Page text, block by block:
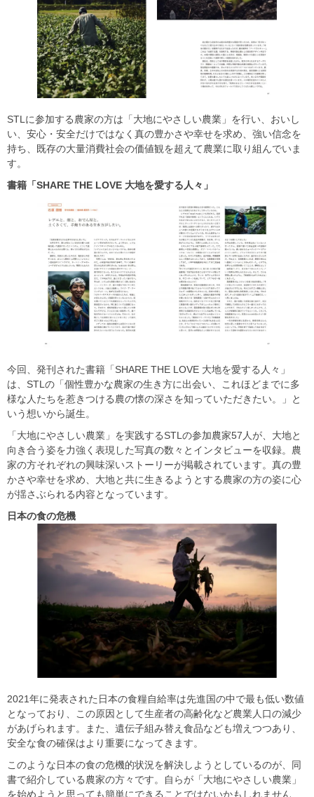
STLに参加する農家の方は「大地にやさしい農業」を行い、おいし
い、安心・安全だけではなく真の豊かさや幸せを求め、強い信念を
持ち、既存の大量消費社会の価値観を超えて農業に取り組んでいま
す。
書籍「SHARE THE LOVE 大地を愛する人々」
今回、発刊された書籍「SHARE THE LOVE 大地を愛する人々」
は、STLの「個性豊かな農家の生き方に出会い、これほどまでに多
様な人たちを惹きつける農の懐の深さを知っていただきたい。」と
いう想いから誕生。
「大地にやさしい農業」を実践するSTLの参加農家57人が、大地と
向き合う姿を力強く表現した写真の数々とインタビューを収録。農
家の方それぞれの興味深いストーリーが掲載されています。真の豊
かさや幸せを求め、大地と共に生きるようとする農家の方の姿に心
が揺さぶられる内容となっています。
日本の食の危機
2021年に発表された日本の食糧自給率は先進国の中で最も低い数値
となっており、この原因として生産者の高齢化など農業人口の減少
があげられます。また、遺伝子組み替え食品なども増えつつあり、
安全な食の確保はより重要になってきます。
このような日本の食の危機的状況を解決しようとしているのが、同
書で紹介している農家の方々です。自らが「大地にやさしい農業」
を始めようと思っても簡単にできることではないかもしれません